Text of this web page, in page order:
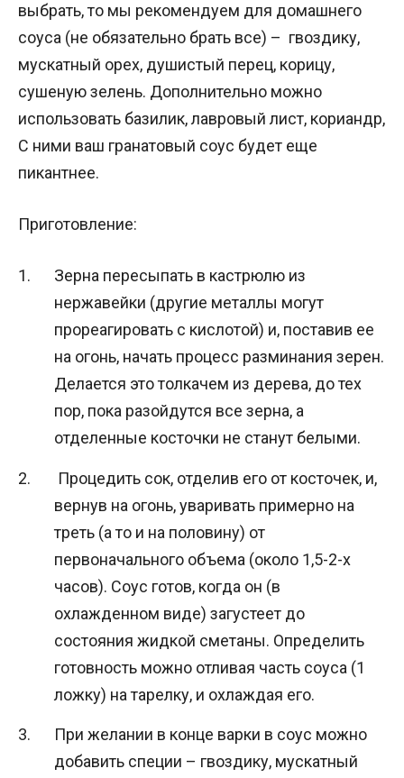
выбрать, то мы рекомендуем для домашнего
соуса (не обязательно брать все) – гвоздику,
мускатный орех, душистый перец, корицу,
сушеную зелень. Дополнительно можно
использовать базилик, лавровый лист, кориандр,
С ними ваш гранатовый соус будет еще
пикантнее.
Приготовление:
Зерна пересыпать в кастрюлю из
нержавейки (другие металлы могут
прореагировать с кислотой) и, поставив ее
на огонь, начать процесс разминания зерен.
Делается это толкачем из дерева, до тех
пор, пока разойдутся все зерна, а
отделенные косточки не станут белыми.
Процедить сок, отделив его от косточек, и,
вернув на огонь, уваривать примерно на
треть (а то и на половину) от
первоначального объема (около 1,5-2-х
часов). Соус готов, когда он (в
охлажденном виде) загустеет до
состояния жидкой сметаны. Определить
готовность можно отливая часть соуса (1
ложку) на тарелку, и охлаждая его.
При желании в конце варки в соус можно
добавить специи – гвоздику, мускатный